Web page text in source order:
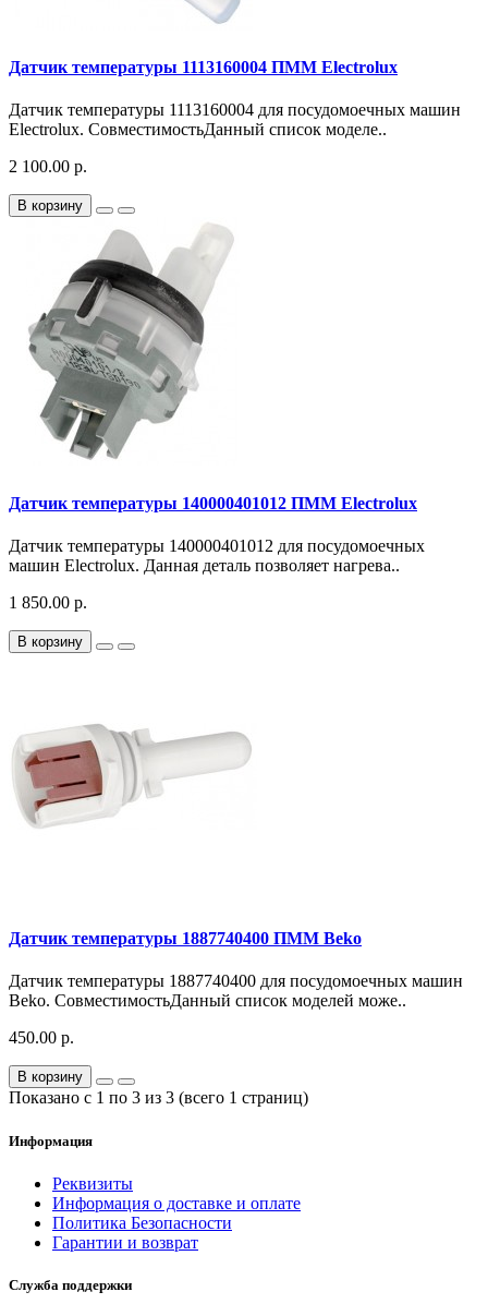
Датчик температуры 1113160004 ПММ Electrolux
Датчик температуры 1113160004 для посудомоечных машин
Electrolux. СовместимостьДанный список моделе..
2 100.00 р.
В корзину
Датчик температуры 140000401012 ПММ Electrolux
Датчик температуры 140000401012 для посудомоечных
машин Electrolux. Данная деталь позволяет нагрева..
1 850.00 р.
В корзину
Датчик температуры 1887740400 ПММ Beko
Датчик температуры 1887740400 для посудомоечных машин
Beko. СовместимостьДанный список моделей може..
450.00 р.
В корзину
Показано с 1 по 3 из 3 (всего 1 страниц)
Информация
Реквизиты
Информация о доставке и оплате
Политика Безопасности
Гарантии и возврат
Служба поддержки